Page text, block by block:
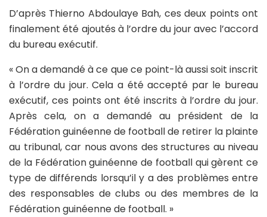
D’après Thierno Abdoulaye Bah, ces deux points ont
finalement été ajoutés à l’ordre du jour avec l’accord
du bureau exécutif.
« On a demandé à ce que ce point-là aussi soit inscrit
à l’ordre du jour. Cela a été accepté par le bureau
exécutif, ces points ont été inscrits à l’ordre du jour.
Après cela, on a demandé au président de la
Fédération guinéenne de football de retirer la plainte
au tribunal, car nous avons des structures au niveau
de la Fédération guinéenne de football qui gèrent ce
type de différends lorsqu’il y a des problèmes entre
des responsables de clubs ou des membres de la
Fédération guinéenne de football. »